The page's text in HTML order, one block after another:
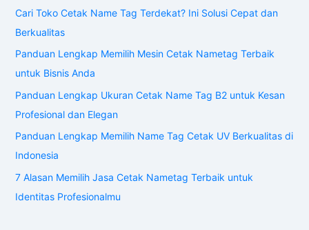
Cari Toko Cetak Name Tag Terdekat? Ini Solusi Cepat dan
Berkualitas
Panduan Lengkap Memilih Mesin Cetak Nametag Terbaik
untuk Bisnis Anda
Panduan Lengkap Ukuran Cetak Name Tag B2 untuk Kesan
Profesional dan Elegan
Panduan Lengkap Memilih Name Tag Cetak UV Berkualitas di
Indonesia
7 Alasan Memilih Jasa Cetak Nametag Terbaik untuk
Identitas Profesionalmu